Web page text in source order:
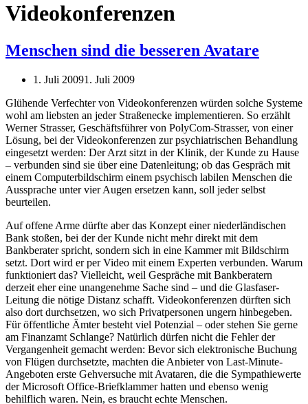
Videokonferenzen
Menschen sind die besseren Avatare
1. Juli 20091. Juli 2009
Glühende Verfechter von Videokonferenzen würden solche Systeme
wohl am liebsten an jeder Straßenecke implementieren. So erzählt
Werner Strasser, Geschäftsführer von PolyCom-Strasser, von einer
Lösung, bei der Videokonferenzen zur psychiatrischen Behandlung
eingesetzt werden: Der Arzt sitzt in der Klinik, der Kunde zu Hause
– verbunden sind sie über eine Datenleitung; ob das Gespräch mit
einem Computerbildschirm einem psychisch labilen Menschen die
Aussprache unter vier Augen ersetzen kann, soll jeder selbst
beurteilen.
Auf offene Arme dürfte aber das Konzept einer niederländischen
Bank stoßen, bei der der Kunde nicht mehr direkt mit dem
Bankberater spricht, sondern sich in eine Kammer mit Bildschirm
setzt. Dort wird er per Video mit einem Experten verbunden. Warum
funktioniert das? Vielleicht, weil Gespräche mit Bankberatern
derzeit eher eine unangenehme Sache sind – und die Glasfaser-
Leitung die nötige Distanz schafft. Videokonferenzen dürften sich
also dort durchsetzen, wo sich Privatpersonen ungern hinbegeben.
Für öffentliche Ämter besteht viel Potenzial – oder stehen Sie gerne
am Finanzamt Schlange? Natürlich dürfen nicht die Fehler der
Vergangenheit gemacht werden: Bevor sich elektronische Buchung
von Flügen durchsetzte, machten die Anbieter von Last-Minute-
Angeboten erste Gehversuche mit Avataren, die die Sympathiewerte
der Microsoft Office-Briefklammer hatten und ebenso wenig
behilflich waren. Nein, es braucht echte Menschen.